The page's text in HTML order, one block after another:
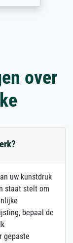
over
uw kunstdruk
staat stelt om
bepaal de
gepaste